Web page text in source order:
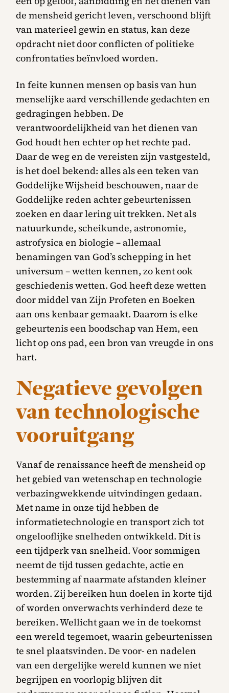
de mensheid gericht leven, verschoond blijft
van materieel gewin en status, kan deze
opdracht niet door conflicten of politieke
confrontaties beïnvloed worden.
In feite kunnen mensen op basis van hun
menselijke aard verschillende gedachten en
gedragingen hebben. De
verantwoordelijkheid van het dienen van
God houdt hen echter op het rechte pad.
Daar de weg en de vereisten zijn vastgesteld,
is het doel bekend: alles als een teken van
Goddelijke Wijsheid beschouwen, naar de
Goddelijke reden achter gebeurtenissen
zoeken en daar lering uit trekken. Net als
natuurkunde, scheikunde, astronomie,
astrofysica en biologie – allemaal
benamingen van God’s schepping in het
universum – wetten kennen, zo kent ook
geschiedenis wetten. God heeft deze wetten
door middel van Zijn Profeten en Boeken
aan ons kenbaar gemaakt. Daarom is elke
gebeurtenis een boodschap van Hem, een
licht op ons pad, een bron van vreugde in ons
hart.
Negatieve gevolgen
van technologische
vooruitgang
Vanaf de renaissance heeft de mensheid op
het gebied van wetenschap en technologie
verbazingwekkende uitvindingen gedaan.
Met name in onze tijd hebben de
informatietechnologie en transport zich tot
ongelooflijke snelheden ontwikkeld. Dit is
een tijdperk van snelheid. Voor sommigen
neemt de tijd tussen gedachte, actie en
bestemming af naarmate afstanden kleiner
worden. Zij bereiken hun doelen in korte tijd
of worden onverwachts verhinderd deze te
bereiken. Wellicht gaan we in de toekomst
een wereld tegemoet, waarin gebeurtenissen
te snel plaatsvinden. De voor- en nadelen
van een dergelijke wereld kunnen we niet
begrijpen en voorlopig blijven dit